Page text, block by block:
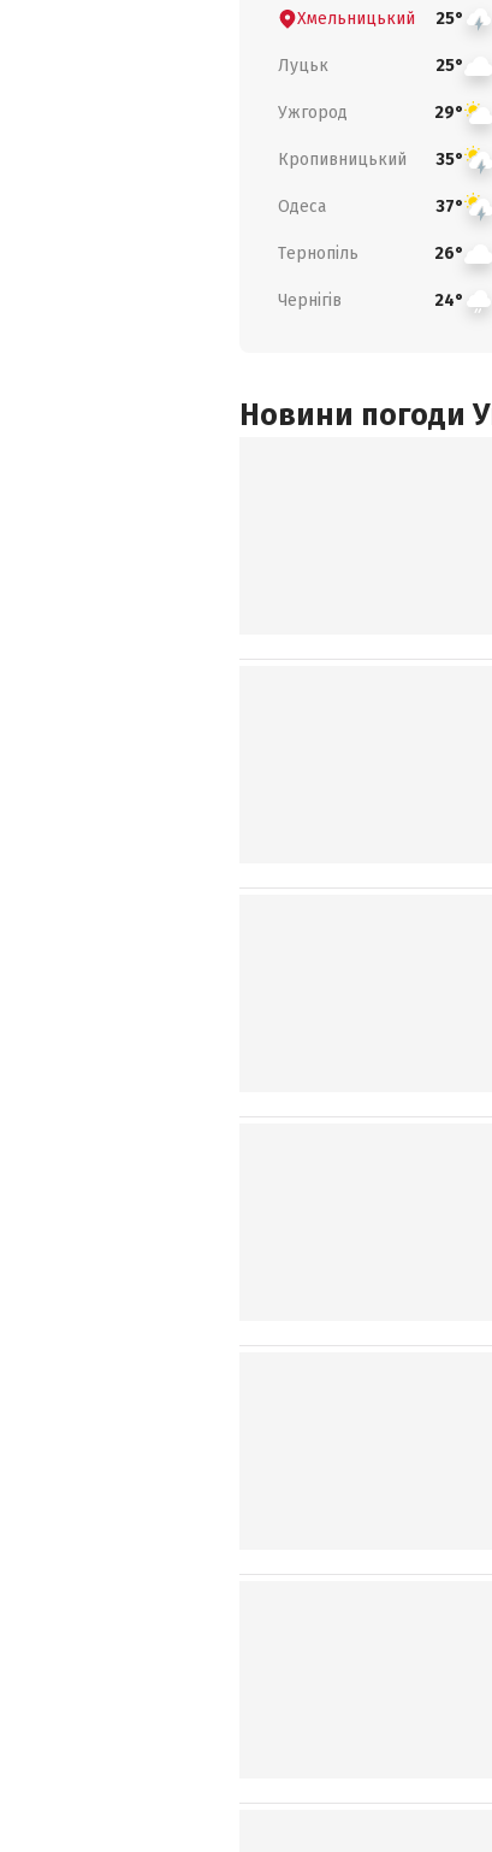
Хмельницький 25°
Луцьк 25°
Ужгород 29°
Кропивницький 35°
Одеса 37°
Тернопіль 26°
Чернігів 24°
Новини погоди